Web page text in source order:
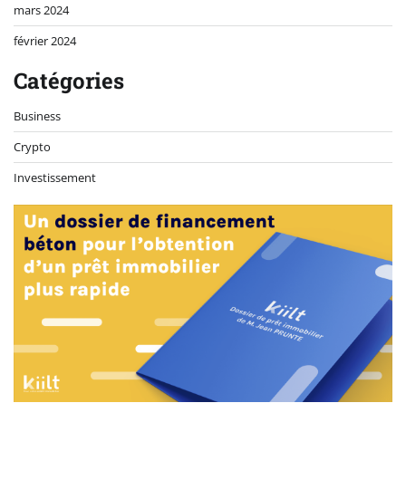
mars 2024
février 2024
Catégories
Business
Crypto
Investissement